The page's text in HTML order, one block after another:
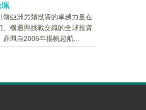
珮
領亞洲另類投資的卓越力量在
、機遇與挑戰交織的全球投資
鼎珮自2006年揚帆起航...